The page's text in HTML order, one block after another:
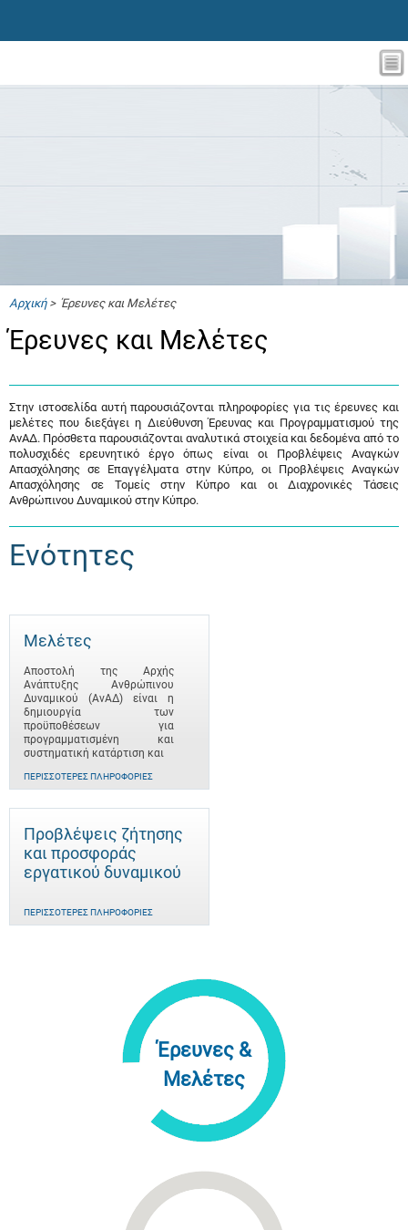
Αρχική> Έρευνες και Μελέτες
Έρευνες και Μελέτες
Στην ιστοσελίδα αυτή παρουσιάζονται πληροφορίες για τις έρευνες και
μελέτες που διεξάγει η Διεύθυνση Έρευνας και Προγραμματισμού της
ΑνΑΔ. Πρόσθετα παρουσιάζονται αναλυτικά στοιχεία και δεδομένα από το
πολυσχιδές ερευνητικό έργο όπως είναι οι Προβλέψεις Αναγκών
Απασχόλησης σε Επαγγέλματα στην Κύπρο, οι Προβλέψεις Αναγκών
Απασχόλησης σε Τομείς στην Κύπρο και οι Διαχρονικές Τάσεις
Ανθρώπινου Δυναμικού στην Κύπρο.
Ενότητες
Μελέτες
Αποστολή της Αρχής
Ανάπτυξης Ανθρώπινου
Δυναμικού (ΑνΑΔ) είναι η
δημιουργία των
προϋποθέσεων για
προγραμματισμένη και
συστηματική κατάρτιση και
ΠΕΡΙΣΣΌΤΕΡΕΣ ΠΛΗΡΟΦΟΡΊΕΣ
Προβλέψεις ζήτησης
και προσφοράς
εργατικού δυναμικού
ΠΕΡΙΣΣΌΤΕΡΕΣ ΠΛΗΡΟΦΟΡΊΕΣ
Έρευνες &
Μελέτες